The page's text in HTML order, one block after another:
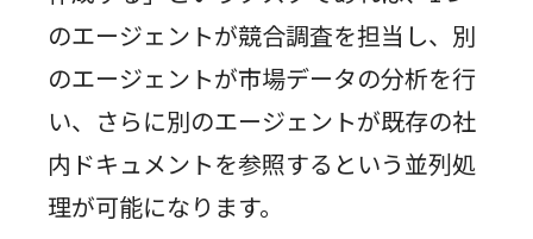
のエージェントが競合調査を担当し、別
のエージェントが市場データの分析を行
い、さらに別のエージェントが既存の社
内ドキュメントを参照するという並列処
理が可能になります。